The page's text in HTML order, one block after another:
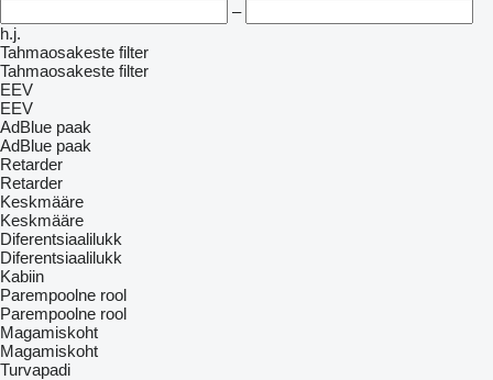
–
h.j.
Tahmaosakeste filter
Tahmaosakeste filter
EEV
EEV
AdBlue paak
AdBlue paak
Retarder
Retarder
Keskmääre
Keskmääre
Diferentsiaalilukk
Diferentsiaalilukk
Kabiin
Parempoolne rool
Parempoolne rool
Magamiskoht
Magamiskoht
Turvapadi